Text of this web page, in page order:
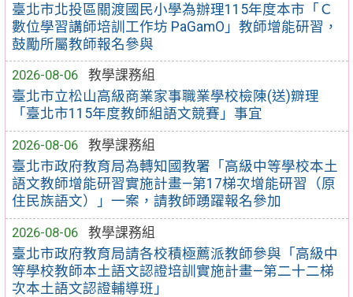
臺北市北投區關渡國民小學為辦理115年度本市「Ｃ
數位學習講師培訓工作坊 PaGamO」教師增能研習，
鼓勵所屬教師報名參與
2026-08-06
教學課務組
臺北市立松山高級商業家事職業學校檢陳(送)辧理
「臺北市115年度教師組語文競賽」事宜
2026-08-06
教學課務組
臺北市政府教育局為轉知國教署「高級中等學校本土
語文教師增能研習實施計畫—第17梯次增能研習（原
住民族語文）」一案，請教師踴躍報名參加
2026-08-06
教學課務組
臺北市政府教育局請各校積極薦派教師參與「高級中
等學校教師本土語文認證培訓實施計畫—第二十二梯
次本土語文認證輔導班」